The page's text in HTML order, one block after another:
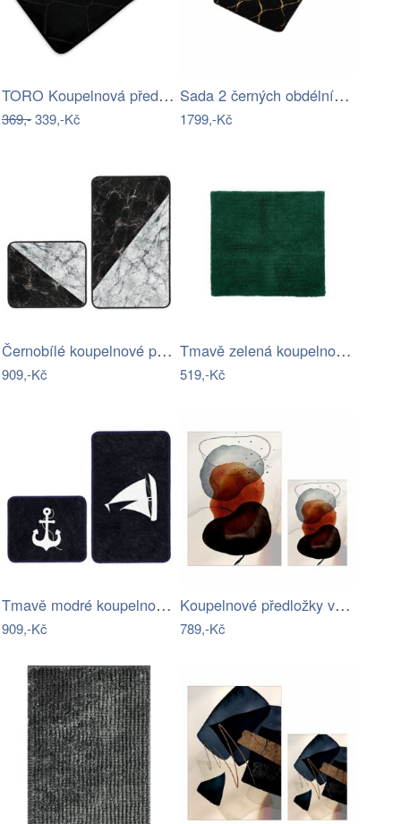
TORO Koupelnová předložka 50x80 černá
369,-339,-Kč
Sada 2 černých obdélníkových…
1799,-Kč
Černobílé koupelnové předložky v sadě 2…
909,-Kč
Tmavě zelená koupelnová předložka 60x60…
519,-Kč
Tmavě modré koupelnové předložky v sadě…
909,-Kč
Koupelnové předložky v sadě 2 ks 60x100…
789,-Kč